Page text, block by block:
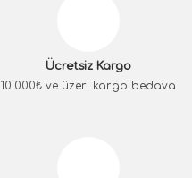
Ücretsiz Kargo
10.000₺ ve üzeri kargo bedava